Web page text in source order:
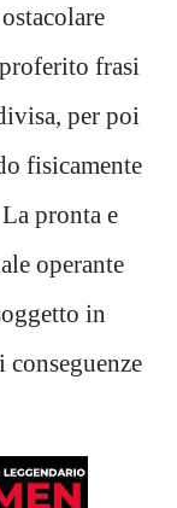
frasi
per poi
fisicamente
pronta e
operante
in